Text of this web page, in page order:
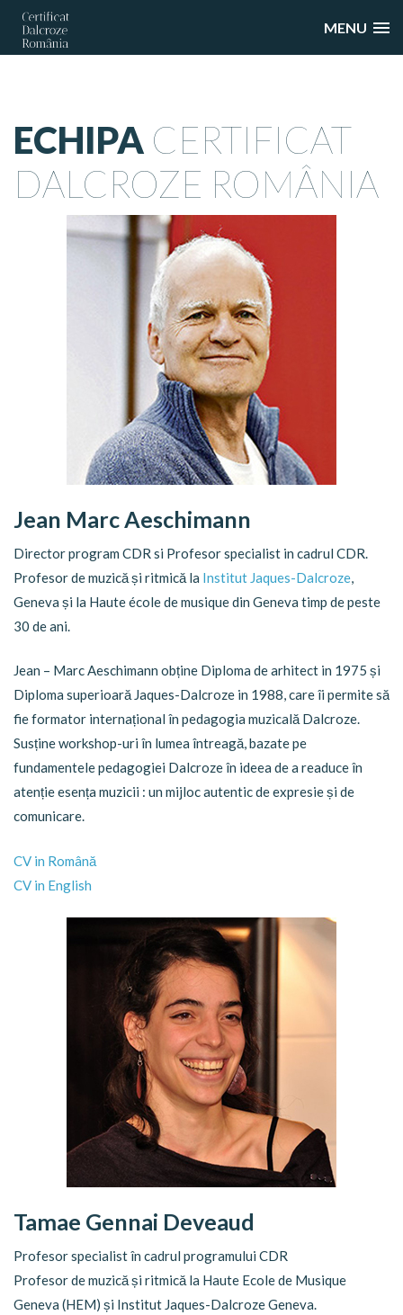
MENU
ECHIPA CERTIFICAT
DALCROZE ROMÂNIA
Jean Marc Aeschimann
Director program CDR si Profesor specialist in cadrul CDR.
Profesor de muzică și ritmică la Institut Jaques-Dalcroze
Geneva și la Haute école de musique din Geneva timp de peste
30 de ani.
Jean – Marc Aeschimann obține Diploma de arhitect in 1975 și
Diploma superioară Jaques-Dalcroze in 1988, care îi permite să
fie formator internațional în pedagogia muzicală Dalcroze.
Susține workshop-uri în lumea întreagă, bazate pe
fundamentele pedagogiei Dalcroze în ideea de a readuce în
atenție esența muzicii : un mijloc autentic de expresie și de
comunicare.
CV in Română
CV in English
Tamae Gennai Deveaud
Profesor specialist în cadrul programului CDR
Profesor de muzică și ritmică la Haute Ecole de Musique
Geneva (HEM) și Institut Jaques-Dalcroze Geneva.